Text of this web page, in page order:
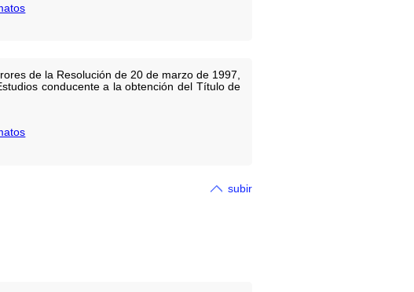
de la Resolución de 20 de marzo de 1997,
conducente a la obtención del Título de
subir